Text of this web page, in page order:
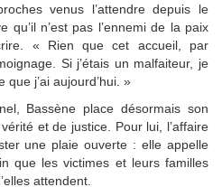
venus l’attendre depuis le
n’est pas l’ennemi de la paix
« Rien que cet accueil, par
Si j’étais un malfaiteur, je
que j’ai aujourd’hui. »
Bassène place désormais son
et de justice. Pour lui, l’affaire
une plaie ouverte : elle appelle
que les victimes et leurs familles
attendent.